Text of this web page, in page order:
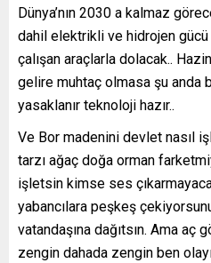
Dünya’nın 2030 a kalmaz
dahil elektrikli ve hidrojen
çalışan araçlarla dolacak..
gelire muhtaç olmasa şu anda
yasaklanır teknoloji hazır..
Ve Bor madenini devlet nasıl
tarzı ağaç doğa orman
işletsin kimse ses
yabancılara peşkeş
vatandaşına dağıtsın. Ama aç
zengin dahada zengin ben